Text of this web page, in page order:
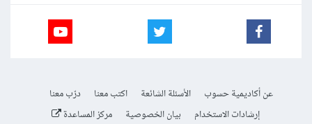
عن أكاديمية حسوب الأسئلة الشائعة اكتب معنا
درّب معنا
إرشادات الاستخدام
بيان الخصوصية مركز المساعدة